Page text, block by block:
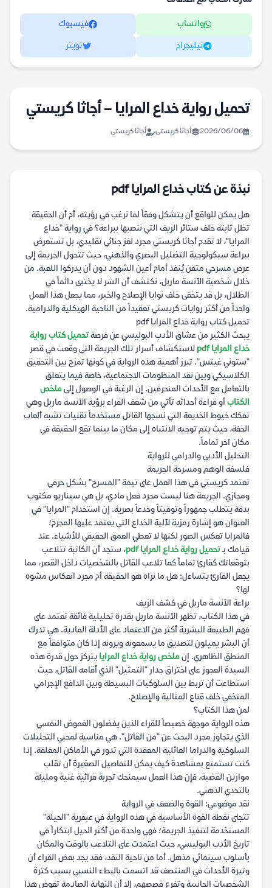
واتساب فيسبوك
تيليجرام تويتر
تحميل رواية خداع المرايا – أجاثا كريستي
2026/06/06 أجاثا كريستى أجاثا كريستي
نبذة عن كتاب خداع المرايا pdf
هل يمكن للواقع أن يتشكل وفقاً لما نرغب في رؤيته، أم أن الحقيقة
تظل ثابتة خلف ستائر الزيف التي ننصبها ببراعة؟ في رواية "خداع
المرايا"، لا تقدم أجاثا كريستي مجرد لغز جنائي تقليدي، بل تستعرض
ببراعة سيكولوجية التضليل البصري والذهني، حيث تتحول الجريمة إلى
عرض مسرحي متقن يُنفذ أمام أعين الشهود دون أن يدركوا اللعبة. من
خلال شخصية الآنسة ماربل، نكتشف أن الشر لا يختبئ دائماً في
الظلال، بل قد يتخفى خلف نوايا الإصلاح والخير، مما يجعل هذا العمل
واحداً من أكثر روايات كريستي تعقيداً من الناحية الهيكلية والدرامية.
تحميل كتاب رواية خداع المرايا pdf
يبحث الكثير من عشاق الأدب البوليسي عن فرصةتحميل كتاب رواية
خداع المرايا pdf
لاستكشاف أسرار تلك الجريمة التي وقعت في قصر
"ستوني غيتس". تبرز أهمية هذه الرواية في كونها تمزج بين التحقيق
الكلاسيكي وبين نقد المنظومات الاجتماعية، خاصة فيما يتعلق
بالتعامل مع الأحداث المنحرفين. إن الرغبة في الوصول إلىملخص
الكتابأو قراءة أحداثه تأتي من شغف القراء برؤية الآنسة ماربل وهي
تفكك خيوط الخديعة التي نسجها القاتل مستخدماً تقنيات تشبه ألعاب
الخفة، حيث يتم توجيه الانتباه إلى مكان ما بينما تقع الحقيقة في
مكان آخر تماماً.
التحليل الأدبي والدرامي للرواية
فلسفة الوهم ومسرحة الجريمة
تعتمد كريستي في هذا العمل على تيمة "المسرح" بشكل حرفي
ومجازي. الجريمة هنا ليست مجرد فعل مادي، بل هي سيناريو مكتوب
بدقة يتطلب جمهوراً وتوقيتاً وخدعاً بصرية. إن استخدام "المرايا" في
العنوان هو إشارة رمزية لآلية الخداع التي يعتمد عليها المجرم؛
فالمرايا تعكس الصور لكنها لا تعطي العمق الحقيقي للأشياء. عند
قيامك بـتحميل رواية خداع المرايا pdf
، ستجد أن الكاتبة تتلاعب
بتوقعاتك كقارئ تماماً كما تلاعب القاتل بالشخصيات داخل القصر، مما
يجعل القارئ يتساءل: هل ما نراه هو الحقيقة أم مجرد انعكاس مشوه
لها؟
براعة الآنسة ماربل في كشف الزيف
في هذا الكتاب، تظهر الآنسة ماربل بقدرة تحليلية فائقة تعتمد على
فهم الطبيعة البشرية أكثر من الاعتماد على الأدلة المادية. هي تدرك
أن البشر يميلون لتصديق ما يسمعونه ويرونه إذا كان متوافقاً مع
المنطق الظاهري. إنملخص رواية خداع المرايا يتركز حول قدرة هذه
السيدة العجوز على اختراق جدار "التمثيل" الذي أقامه القاتل، حيث
استطاعت أن تربط بين السلوكيات البسيطة وبين الدافع الإجرامي
المتخفي خلف قناع المثالية والإصلاح.
لمن هذا الكتاب؟
هذه الرواية موجهة خصيصاً للقراء الذين يفضلون الغموض النفسي
الذي يتجاوز مجرد البحث عن "من القاتل". هي مناسبة لمحبي التحليلات
السلوكية والدراما العائلية المعقدة التي تدور في الأماكن المغلقة. إذا
كنت تستمتع بمشاهدة كيف يمكن للتفاصيل الصغيرة أن تقلب
موازين القضية، فإن هذا العمل سيمنحك تجربة قرائية غنية ومليئة
بالتحدي الذهني.
نقد موضوعي: القوة والضعف في الرواية
تتجلى نقطة القوة الأساسية في هذه الرواية في عبقرية "الحيلة"
المستخدمة لتنفيذ الجريمة؛ فهي واحدة من أكثر الحيل ابتكاراً في
تاريخ الأدب البوليسي، حيث اعتمدت على التلاعب بالوقت والمكان
بأسلوب سينمائي مذهل. أما من ناحية النقد، فقد يجد بعض القراء أن
وتيرة الأحداث في المنتصف قد اتسمت بالبطء النسبي بسبب كثرة
الشخصيات الجانبية وتفرع قصصهم، إلا أن النهاية الصادمة تعوض هذا